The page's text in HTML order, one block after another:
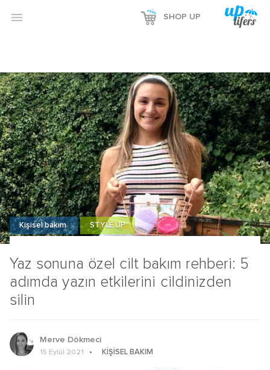
 SHOP UP
Yaz sonuna özel cilt bakım rehberi: 5
adımda yazın etkilerini cildinizden
silin
Kişisel bakım STYLE UP
Merve Dökmeci
15 Eylül 2021 KIŞISEL BAKIM